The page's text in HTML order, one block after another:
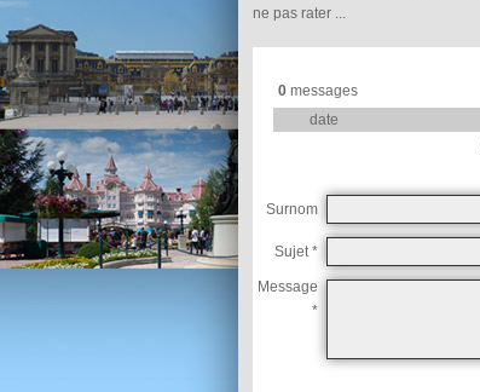
ne pas rater ...
0messages
date
Surnom
Sujet *
Message
*